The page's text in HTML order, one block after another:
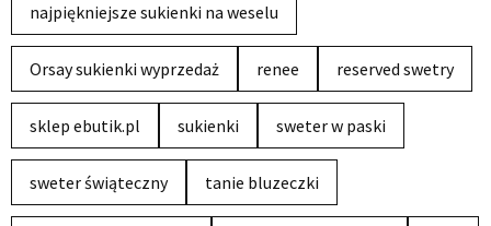
najpiękniejsze sukienki na weselu
Orsay sukienki wyprzedaż renee reserved swetry
sklep ebutik.pl sukienki sweter w paski
sweter świąteczny tanie bluzeczki